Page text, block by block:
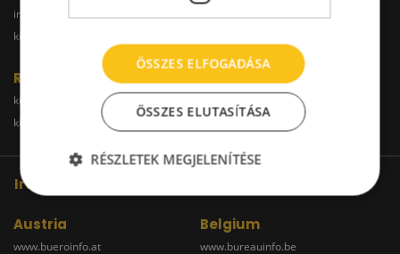
irodakiadobudapest.hu
kiadoirodabudaors.hu
kiadoirodagyor.hu
Raktár
kiadoraktarbudapest.hu
kiadoraktardebrecen.hu
kiadoraktargyor.hu
raktarszekesfehervar.hu
Iroda kereső hálózatunk
Austria
www.bueroinfo.at
Belgium
www.bureauinfo.be
ÖSSZES ELFOGADÁSA
ÖSSZES ELUTASÍTÁSA
RÉSZLETEK MEGJELENÍTÉSE